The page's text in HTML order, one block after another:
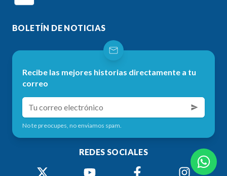
BOLETÍN DE NOTICIAS
Recibe las mejores historias directamente a tu
correo
No te preocupes, no enviamos spam.
REDES SOCIALES